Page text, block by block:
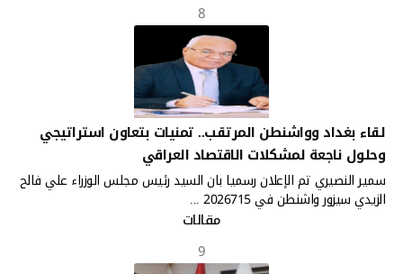
8
لقاء بغداد وواشنطن المرتقب.. تمنيات بتعاون استراتيجي
وحلول ناجعة لمشكلات الاقتصاد العراقي​​​​​​​
سمير النصيري تم الإعلان رسميا بان السيد رئيس مجلس الوزراء علي فالح
الزيدي سيزور واشنطن في 2026715 ...
مقالات
9